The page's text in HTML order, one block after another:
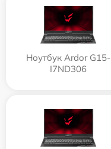
Ноутбук Ardor G15-
I7ND306